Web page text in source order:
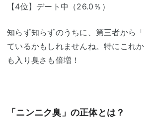
【4位】デート中（26.0％）
知らず知らずのうちに、第三者から
ているかもしれませんね。特にこれ
も入り臭さも倍増！
「ニンニク臭」の正体とは？